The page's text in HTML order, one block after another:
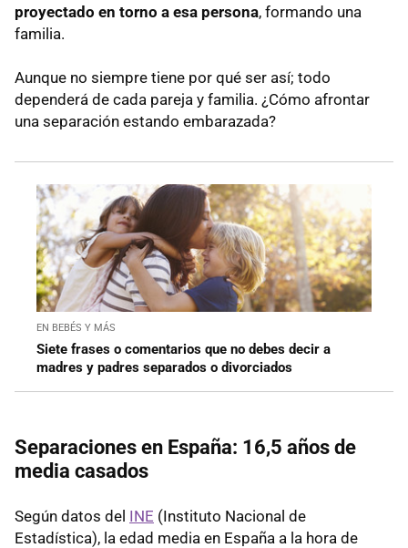
proyectado en torno a esa persona, formando una
familia.
Aunque no siempre tiene por qué ser así; todo
dependerá de cada pareja y familia. ¿Cómo afrontar
una separación estando embarazada?
EN BEBÉS Y MÁS
Siete frases o comentarios que no debes decir a
madres y padres separados o divorciados
Separaciones en España: 16,5 años de
media casados
Según datos del INE (Instituto Nacional de
Estadística), la edad media en España a la hora de